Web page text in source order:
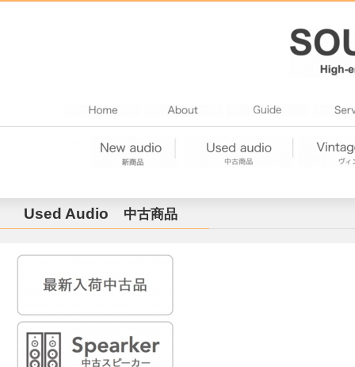
Used Audio 中古商品